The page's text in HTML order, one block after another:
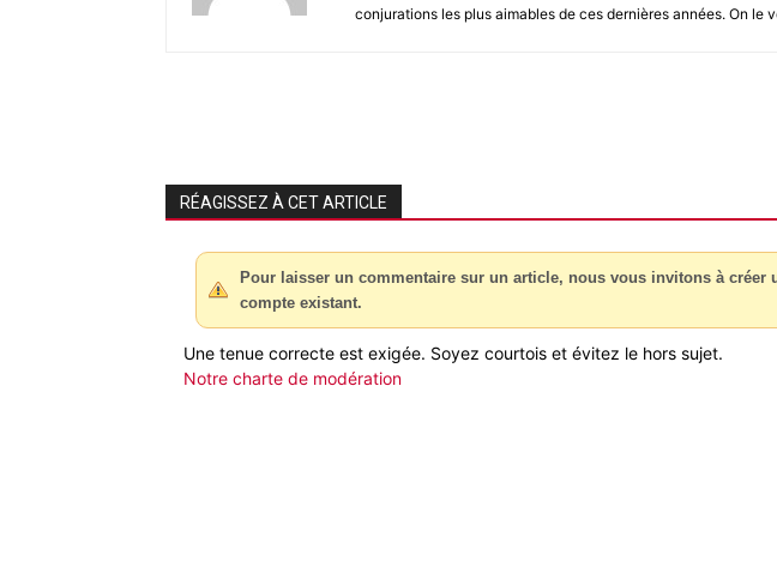
conjurations les plus aimables de ces dernières années. On le
RÉAGISSEZ À CET ARTICLE
Pour laisser un commentaire sur un article, nous vous invitons à
compte existant.
Une tenue correcte est exigée. Soyez courtois et évitez le hors sujet.
Notre charte de modération